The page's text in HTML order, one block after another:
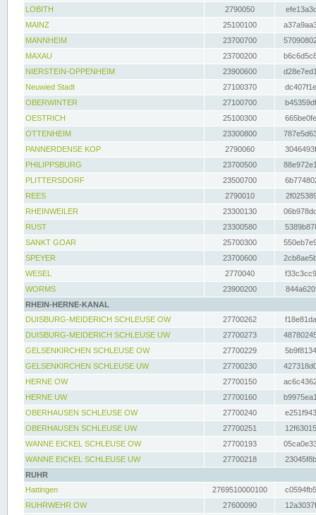
LOBITH
2790050
MAINZ
25100100
MANNHEIM
23700700
MAXAU
23700200
NIERSTEIN-OPPENHEIM
23900600
Neuwied Stadt
27100370
OBERWINTER
27100700
OESTRICH
25100300
OTTENHEIM
23300800
PANNERDENSE KOP
2790060
PHILIPPSBURG
23700500
PLITTERSDORF
23500700
REES
2790010
RHEINWEILER
23300130
RUST
23300580
SANKT GOAR
25700300
SPEYER
23700600
WESEL
2770040
WORMS
23900200
RHEIN-HERNE-KANAL
DUISBURG-MEIDERICH SCHLEUSE OW
27700262
DUISBURG-MEIDERICH SCHLEUSE UW
27700273
GELSENKIRCHEN SCHLEUSE OW
27700229
GELSENKIRCHEN SCHLEUSE UW
27700230
HERNE OW
27700150
HERNE UW
27700160
OBERHAUSEN SCHLEUSE OW
27700240
OBERHAUSEN SCHLEUSE UW
27700251
WANNE EICKEL SCHLEUSE OW
27700193
WANNE EICKEL SCHLEUSE UW
27700218
RUHR
Hattingen
2769510000100
RUHRWEHR OW
27600090